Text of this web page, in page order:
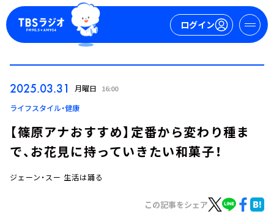
ログイン
ログイン
2025.03.31 月曜日 16:00
ライフスタイル・健康
【篠原アナおすすめ】定番から変わり種ま
で、お花見に持っていきたい和菓子！
ジェーン・スー 生活は踊る
この記事をシェア